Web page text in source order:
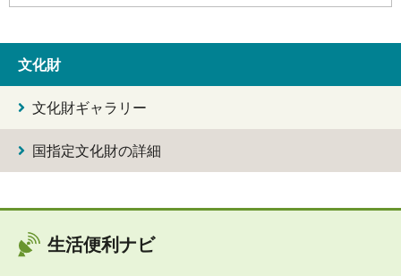
文化財
文化財ギャラリー
国指定文化財の詳細
生活便利ナビ